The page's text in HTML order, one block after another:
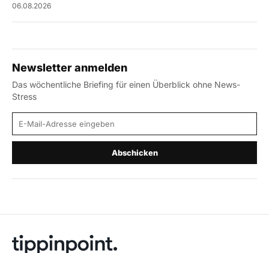
06.08.2026
Newsletter anmelden
Das wöchentliche Briefing für einen Überblick ohne News-
Stress
E-Mail-Adresse
Abschicken